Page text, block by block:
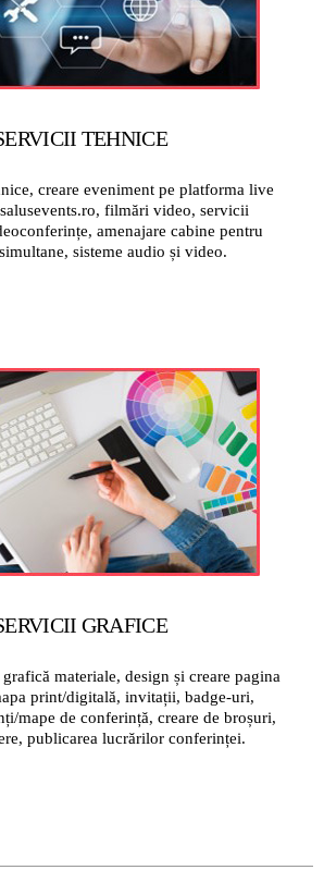
TEHNICE
creare eveniment pe platforma live
filmări video, servicii
amenajare cabine pentru
sisteme audio și video.
GRAFICE
materiale, design și creare pagina
print/digitală, invitații, badge-uri,
mape de conferință, creare de broșuri,
publicarea lucrărilor conferinței.